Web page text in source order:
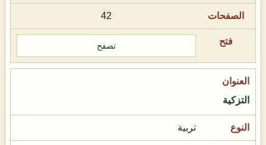
42
تصفح
التزكية
تربية